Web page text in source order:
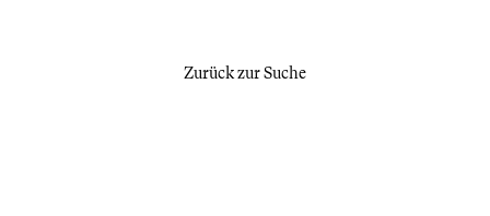
Zurück zur Suche